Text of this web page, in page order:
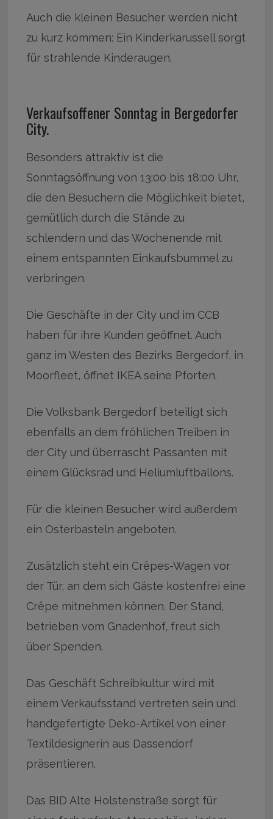
Auch die kleinen Besucher werden nicht
zu kurz kommen: Ein Kinderkarussell sorgt
für strahlende Kinderaugen.
Verkaufsoffener Sonntag in Bergedorfer
City.
Besonders attraktiv ist die
Sonntagsöffnung von 13:00 bis 18:00 Uhr,
die den Besuchern die Möglichkeit bietet,
gemütlich durch die Stände zu
schlendern und das Wochenende mit
einem entspannten Einkaufsbummel zu
verbringen.
Die Geschäfte in der City und im CCB
haben für ihre Kunden geöffnet. Auch
ganz im Westen des Bezirks Bergedorf, in
Moorfleet, öffnet IKEA seine Pforten.
Die Volksbank Bergedorf beteiligt sich
ebenfalls an dem fröhlichen Treiben in
der City und überrascht Passanten mit
einem Glücksrad und Heliumluftballons.
Für die kleinen Besucher wird außerdem
ein Osterbasteln angeboten.
Zusätzlich steht ein Crêpes-Wagen vor
der Tür, an dem sich Gäste kostenfrei eine
Crêpe mitnehmen können. Der Stand,
betrieben vom Gnadenhof, freut sich
über Spenden.
Das Geschäft Schreibkultur wird mit
einem Verkaufsstand vertreten sein und
handgefertigte Deko-Artikel von einer
Textildesignerin aus Dassendorf
präsentieren.
Das BID Alte Holstenstraße sorgt für